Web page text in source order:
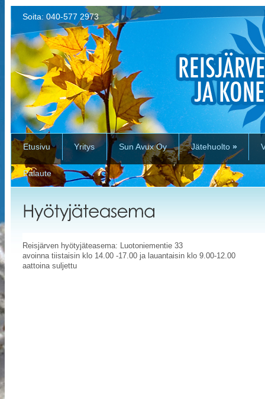
Soita: 040-577 2973
Etusivu Yritys Sun Avux Oy Jätehuolto »
Palaute
Reisjärven hyötyjäteasema: Luotoniementie 33
avoinna tiistaisin klo 14.00 -17.00 ja lauantaisin klo 9.00-12.00
aattoina suljettu